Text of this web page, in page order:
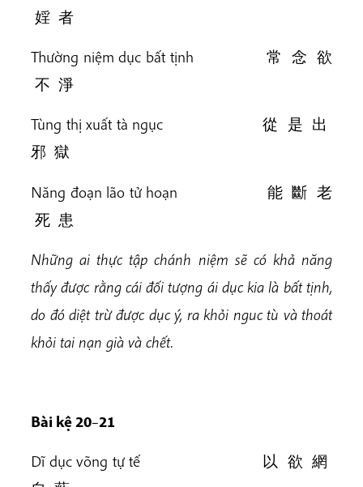
婬 者
Thường niệm dục bất tịnh 常 念 欲
不 淨
Tùng thị xuất tà ngục 從 是 出
邪 獄
Năng đoạn lão tử hoạn 能 斷 老
死 患
Những ai thực tập chánh niệm sẽ có khả năng
thấy được rằng cái đối tượng ái dục kia là bất tịnh,
do đó diệt trừ được dục ý, ra khỏi nguc tù và thoát
khỏi tai nạn già và chết.
Bài kệ 20–21
Dĩ dục võng tự tế 以 欲 網